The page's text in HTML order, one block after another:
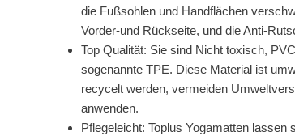
die Fußsohlen und Handflächen
Vorder-und Rückseite, und die Anti-
Top Qualität: Sie sind Nicht toxisch,
sogenannte TPE. Diese Material ist
recycelt werden, vermeiden
anwenden.
Pflegeleicht: Toplus Yogamatten